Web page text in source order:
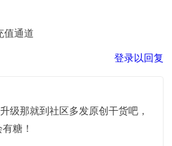
值通道
登录以回复
级那就到社区多发原创干货吧，
糖！